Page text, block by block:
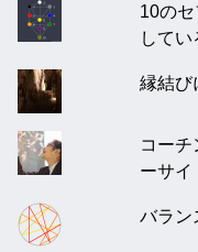
10の
してい
縁結び
コー
ーサイ
バラン